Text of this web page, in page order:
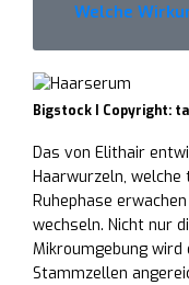
Welche
Bigstock I Copyright:
Das von Elithair
Haarwurzeln,
Ruhephase
wechseln. Nicht nur
Mikroumgebung
Stammzellen